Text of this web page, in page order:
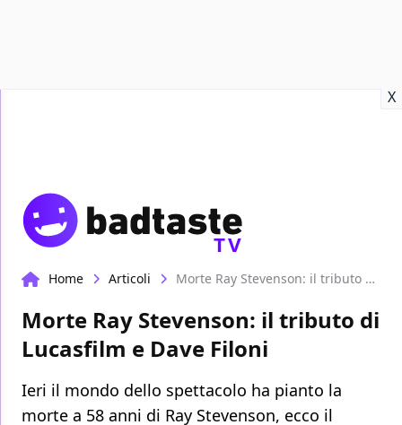
X
TV
Home Articoli Morte Ray Stevenson: il tributo di Lucasfilm e Dave Filoni
Morte Ray Stevenson: il tributo di
Lucasfilm e Dave Filoni
Ieri il mondo dello spettacolo ha pianto la
morte a 58 anni di Ray Stevenson, ecco il